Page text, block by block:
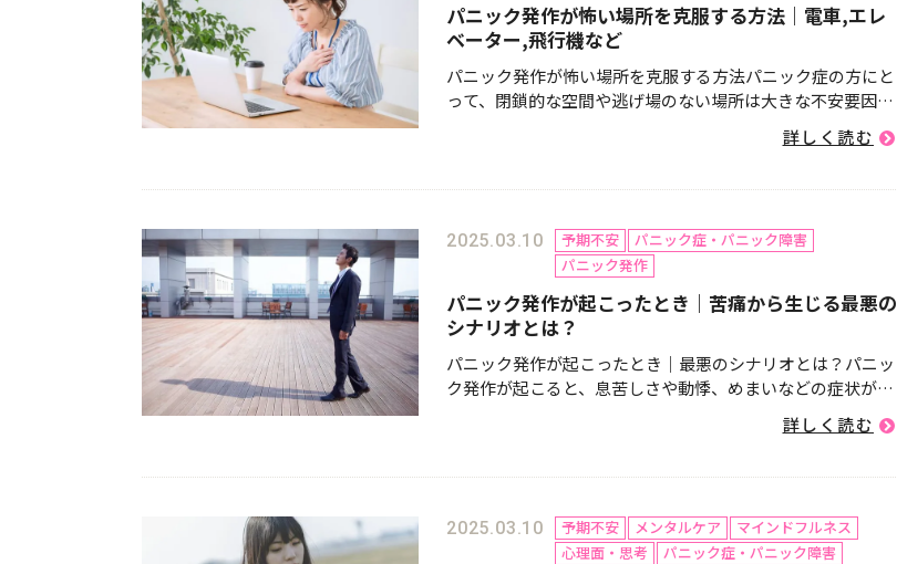
パニック発作が怖い場所を克服する方法｜電車,エレ
ベーター,飛行機など
パニック発作が怖い場所を克服する方法パニック症の方にと
って、閉鎖的な空間や逃げ場のない場所は大きな不安要因と
なります。特に、電車・エレベーター・飛行機のように「途
中で降りられない」「すぐに助けを求められない」環境で
詳しく読む
2025.03.10 予期不安
パニック症・パニック障害
パニック発作
パニック発作が起こったとき｜苦痛から生じる最悪の
シナリオとは？
パニック発作が起こったとき｜最悪のシナリオとは？パニッ
ク発作が起こると、息苦しさや動悸、めまいなどの症状が突
然襲い、「このまま死んでしまうのではないか？」「気を失
ってしまうのでは？」と強い恐怖を感じることがあります。
詳しく読む
2025.03.10 予期不安 メンタルケア
マインドフルネス
心理面・思考
パニック症・パニック障害